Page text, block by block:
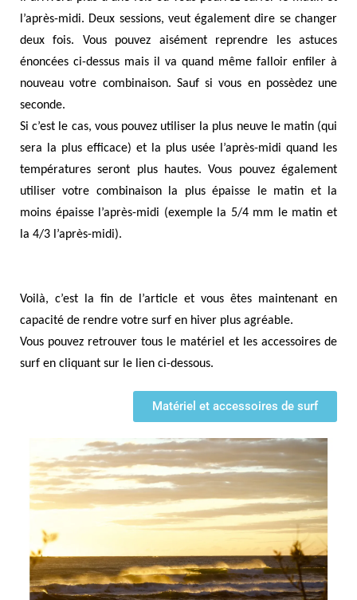
l’après-midi. Deux sessions, veut également dire se changer
deux fois. Vous pouvez aisément reprendre les astuces
énoncées ci-dessus mais il va quand même falloir enfiler à
nouveau votre combinaison. Sauf si vous en possèdez une
seconde.
Si c’est le cas, vous pouvez utiliser la plus neuve le matin (qui
sera la plus efficace) et la plus usée l’après-midi quand les
températures seront plus hautes. Vous pouvez également
utiliser votre combinaison la plus épaisse le matin et la
moins épaisse l’après-midi (exemple la 5/4 mm le matin et
la 4/3 l’après-midi).
Voilà, c’est la fin de l’article et vous êtes maintenant en
capacité de rendre votre surf en hiver plus agréable.
Vous pouvez retrouver tous le matériel et les accessoires de
surf en cliquant sur le lien ci-dessous.
Matériel et accessoires de surf